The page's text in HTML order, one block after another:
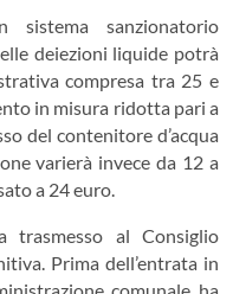
sistema sanzionatorio
deiezioni liquide potrà
compresa tra 25 e
in misura ridotta pari a
del contenitore d’acqua
varierà invece da 12 a
a 24 euro.
al Consiglio
Prima dell’entrata in
comunale ha